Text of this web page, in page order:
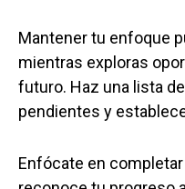
Mantener tu enfoque
mientras exploras
futuro. Haz una lista
pendientes y
Enfócate en